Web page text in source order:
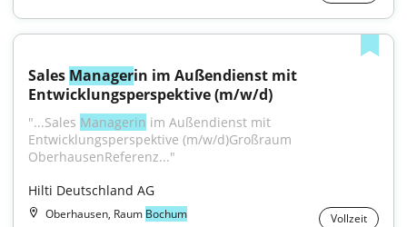
Sales Managerin im Außendienst mit
Entwicklungsperspektive (m/w/d)
"...Sales Managerin im Außendienst mit
Entwicklungsperspektive (m/w/d)Großraum
OberhausenReferenz..."
Hilti Deutschland AG
Oberhausen, Raum Bochum Vollzeit